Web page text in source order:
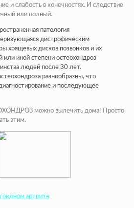
и слабость в конечностях. И следствие
или полный.
патология
дистрофическим
хрящевых дисков позвонков и их
или иной степени остеохондроз
людей после 30 лет.
разнообразны, что
и последующее
можно вылечить дома! Просто
этим.
артрите